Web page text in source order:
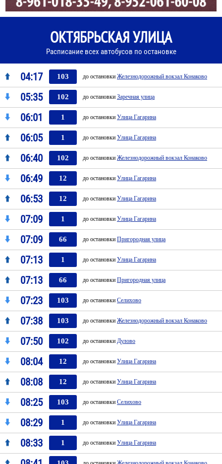
ОКТЯБРЬСКАЯ УЛИЦА
Расписание всех автобусов по остановке
04:17 103 до остановки Железнодорожный вокзал Конаково
05:35 102 до остановки Заречная улица
06:01 1 до остановки Улица Гагарина
06:05 1 до остановки Улица Гагарина
06:40 102 до остановки Железнодорожный вокзал Конаково
06:49 12 до остановки Улица Гагарина
06:53 12 до остановки Улица Гагарина
07:09 1 до остановки Улица Гагарина
07:09 66 до остановки Пригородная улица
07:13 1 до остановки Улица Гагарина
07:13 66 до остановки Пригородная улица
07:23 103 до остановки Селихово
07:38 103 до остановки Железнодорожный вокзал Конаково
07:50 102 до остановки Дулово
08:04 12 до остановки Улица Гагарина
08:08 12 до остановки Улица Гагарина
08:25 103 до остановки Селихово
08:29 1 до остановки Улица Гагарина
08:33 1 до остановки Улица Гагарина